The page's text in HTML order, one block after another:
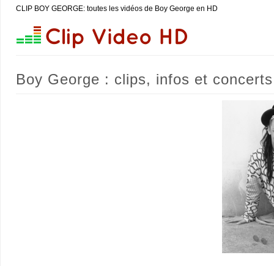
CLIP BOY GEORGE: toutes les vidéos de Boy George en HD
Boy George : clips, infos et concerts